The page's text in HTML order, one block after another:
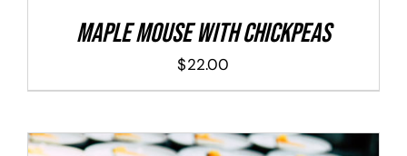
Maple Mouse With Chickpeas
$22.00